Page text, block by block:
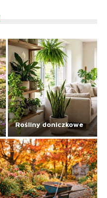
Rośliny doniczkowe